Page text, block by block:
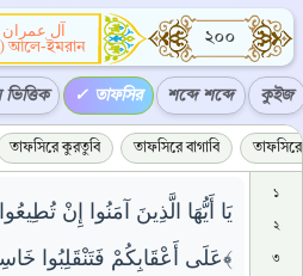
آل عمران
আলে-ইমরান
২০০
ভিত্তিক তাফসির শব্দে শব্দে কুইজ
তাফসিরে কুরতুবি তাফসিরে বাগাবি তাফসিরে
يَا أَيُّهَا الَّذِينَ آمَنُوا إِنْ
عَلَى أَعْقَابِكُمْ فَتَنْقَلِبُوا خَاسِرِينَ ﴿١٤٩﴾
১
২
৩